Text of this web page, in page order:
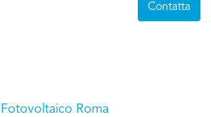
Roma
Contatta